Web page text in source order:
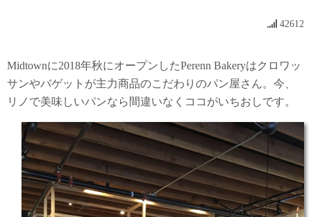
42612
Midtownに2018年秋にオープンしたPerenn Bakeryはクロワッ
サンやバゲットが主力商品のこだわりのパン屋さん。今、
リノで美味しいパンなら間違いなくココがいちおしです。